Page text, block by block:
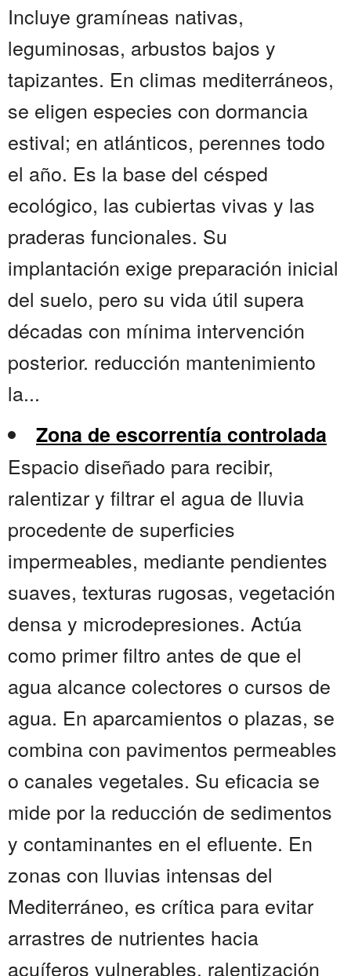
Incluye gramíneas nativas,
leguminosas, arbustos bajos y
tapizantes. En climas mediterráneos,
se eligen especies con dormancia
estival; en atlánticos, perennes todo
el año. Es la base del césped
ecológico, las cubiertas vivas y las
praderas funcionales. Su
implantación exige preparación inicial
del suelo, pero su vida útil supera
décadas con mínima intervención
posterior. reducción mantenimiento
la...
Zona de escorrentía controlada
Espacio diseñado para recibir,
ralentizar y filtrar el agua de lluvia
procedente de superficies
impermeables, mediante pendientes
suaves, texturas rugosas, vegetación
densa y microdepresiones. Actúa
como primer filtro antes de que el
agua alcance colectores o cursos de
agua. En aparcamientos o plazas, se
combina con pavimentos permeables
o canales vegetales. Su eficacia se
mide por la reducción de sedimentos
y contaminantes en el efluente. En
zonas con lluvias intensas del
Mediterráneo, es crítica para evitar
arrastres de nutrientes hacia
acuíferos vulnerables. ralentización